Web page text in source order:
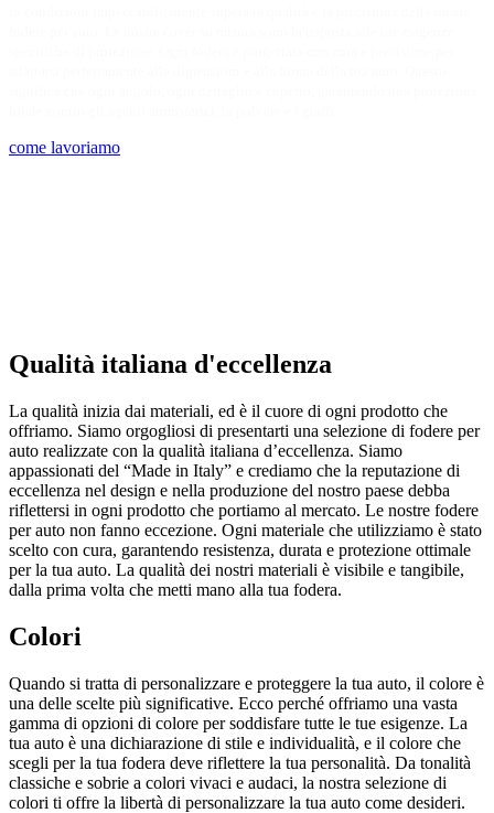
come lavoriamo
Qualità italiana d'eccellenza
La qualità inizia dai materiali, ed è il cuore di ogni prodotto che
offriamo. Siamo orgogliosi di presentarti una selezione di fodere per
auto realizzate con la qualità italiana d’eccellenza. Siamo
appassionati del “Made in Italy” e crediamo che la reputazione di
eccellenza nel design e nella produzione del nostro paese debba
riflettersi in ogni prodotto che portiamo al mercato. Le nostre fodere
per auto non fanno eccezione. Ogni materiale che utilizziamo è stato
scelto con cura, garantendo resistenza, durata e protezione ottimale
per la tua auto. La qualità dei nostri materiali è visibile e tangibile,
dalla prima volta che metti mano alla tua fodera.
Colori
Quando si tratta di personalizzare e proteggere la tua auto, il colore è
una delle scelte più significative. Ecco perché offriamo una vasta
gamma di opzioni di colore per soddisfare tutte le tue esigenze. La
tua auto è una dichiarazione di stile e individualità, e il colore che
scegli per la tua fodera deve riflettere la tua personalità. Da tonalità
classiche e sobrie a colori vivaci e audaci, la nostra selezione di
colori ti offre la libertà di personalizzare la tua auto come desideri.